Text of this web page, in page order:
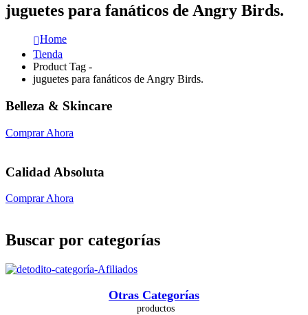
juguetes para fanáticos de Angry Birds.
Home
Tienda
Product Tag -
juguetes para fanáticos de Angry Birds.
Belleza & Skincare
Comprar Ahora
Calidad Absoluta
Comprar Ahora
Buscar por categorías
Otras Categorías